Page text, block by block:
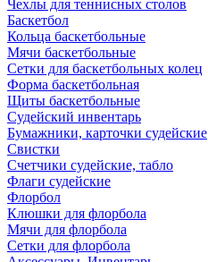
Чехлы для теннисных столов
Баскетбол
Кольца баскетбольные
Мячи баскетбольные
Сетки для баскетбольных колец
Форма баскетбольная
Щиты баскетбольные
Судейский инвентарь
Бумажники, карточки судейские
Свистки
Счетчики судейские, табло
Флаги судейские
Флорбол
Клюшки для флорбола
Мячи для флорбола
Сетки для флорбола